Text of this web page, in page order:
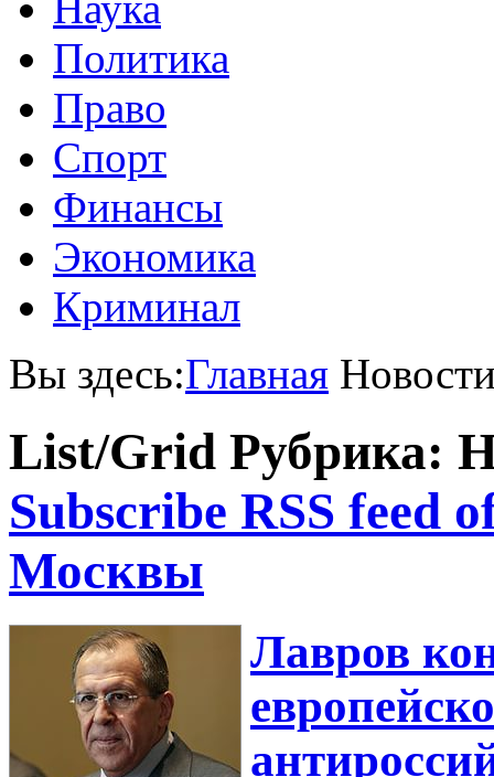
Политика
Право
Спорт
Финансы
Экономика
Криминал
Вы здесь:Главная
List/Grid Рубрика:
Subscribe RSS feed
Москвы
Лавров